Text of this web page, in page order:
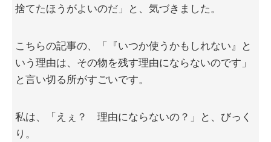
捨てたほうがよいのだ」と、気づきました。
こちらの記事の、「『いつか使うかもしれない』と
いう理由は、その物を残す理由にならないのです」
と言い切る所がすごいです。
私は、「えぇ？ 理由にならないの？」と、びっく
り。